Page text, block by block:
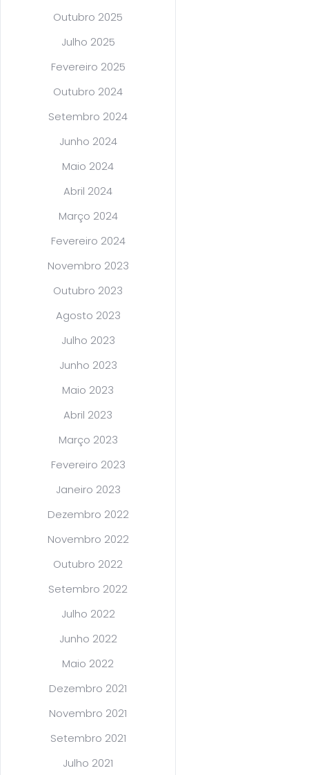
Outubro 2025
Julho 2025
Fevereiro 2025
Outubro 2024
Setembro 2024
Junho 2024
Maio 2024
Abril 2024
Março 2024
Fevereiro 2024
Novembro 2023
Outubro 2023
Agosto 2023
Julho 2023
Junho 2023
Maio 2023
Abril 2023
Março 2023
Fevereiro 2023
Janeiro 2023
Dezembro 2022
Novembro 2022
Outubro 2022
Setembro 2022
Julho 2022
Junho 2022
Maio 2022
Dezembro 2021
Novembro 2021
Setembro 2021
Julho 2021